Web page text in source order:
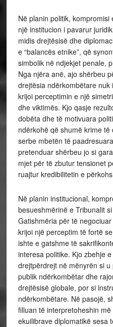
Në planin politik,
një institucion i pavarur
midis drejtësisë dhe
e “balancës etnike”, që
simbolik në ndjekjet penale,
Nga njëra anë, ajo shërbeu
drejtësia ndërkombëtare
krijoi perceptimin e një
dhe viktimës. Kjo qasje
dobëta dhe të motivuara
ndërkohë që shumë krime
serbe mbetën të
pretenduar shërbeu jo si
mjet për të zbutur tensionet
ruajtur kredibilitetin e
Në planin institucional,
besueshmërinë e Tribunalit
Gatishmëria për të
krijoi një perceptim të fortë
ishte e gatshme të
interesa politike. Kjo zbehje
drejtpërdrejt në mënyrën si
publik ndërkombëtar dhe
drejtësisë globale, por si
ndërkombëtare. Në pasojë,
filluan të interpretoheshin
ekuilibrave diplomatikë sesa